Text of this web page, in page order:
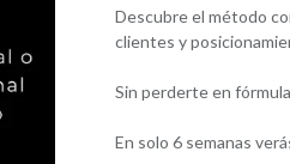
Descubre el método
clientes y
Sin perderte en
En solo 6 semanas